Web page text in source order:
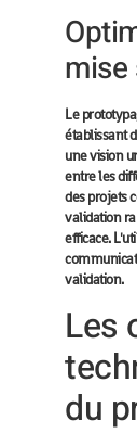
mise
Le
établissant
une vision
entre les
des projets
validation
efficace.
validation.
Les
du